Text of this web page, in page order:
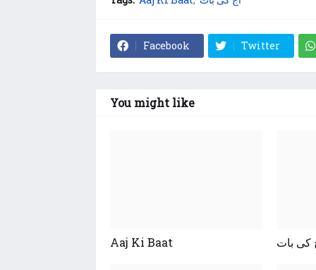
Facebook Twitter
You might like
Aaj Ki Baat کی بات